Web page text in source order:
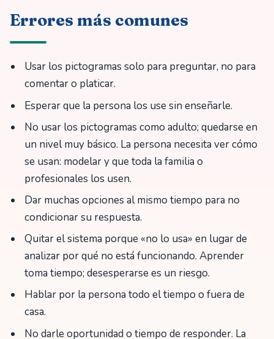
Errores más comunes
Usar los pictogramas solo para preguntar, no para
comentar o platicar.
Esperar que la persona los use sin enseñarle.
No usar los pictogramas como adulto; quedarse en
un nivel muy básico. La persona necesita ver cómo
se usan: modelar y que toda la familia o
profesionales los usen.
Dar muchas opciones al mismo tiempo para no
condicionar su respuesta.
Quitar el sistema porque «no lo usa» en lugar de
analizar por qué no está funcionando. Aprender
toma tiempo; desesperarse es un riesgo.
Hablar por la persona todo el tiempo o fuera de
casa.
No darle oportunidad o tiempo de responder. La